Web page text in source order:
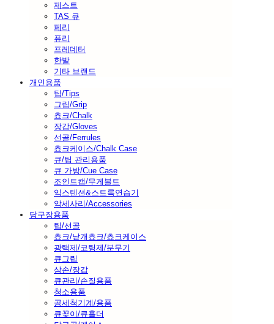
제스트
TAS 큐
페리
퓨리
프레데터
한밭
기타 브랜드
개인용품
팁/Tips
그립/Grip
쵸크/Chalk
장갑/Gloves
선골/Ferrules
쵸크케이스/Chalk Case
큐/팁 관리용품
큐 가방/Cue Case
조인트캡/무게볼트
익스텐션&스트록연습기
악세사리/Accessories
당구장용품
팁/선골
쵸크/낱개쵸크/쵸크케이스
광택제/코팅제/분무기
큐그립
삼손/장갑
큐관리/손질용품
청소용품
공세척기계/용품
큐꽂이/큐홀더